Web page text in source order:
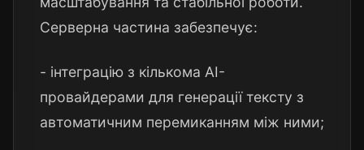
Серверна частина забезпечує:
- інтеграцію з кількома AI-
провайдерами для генерації тексту з
автоматичним перемиканням між ними;